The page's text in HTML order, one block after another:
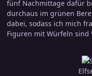
fünf Nachmittage dafür
durchaus im grünen
dabei, sodass ich mich
Figuren mit Würfeln sind